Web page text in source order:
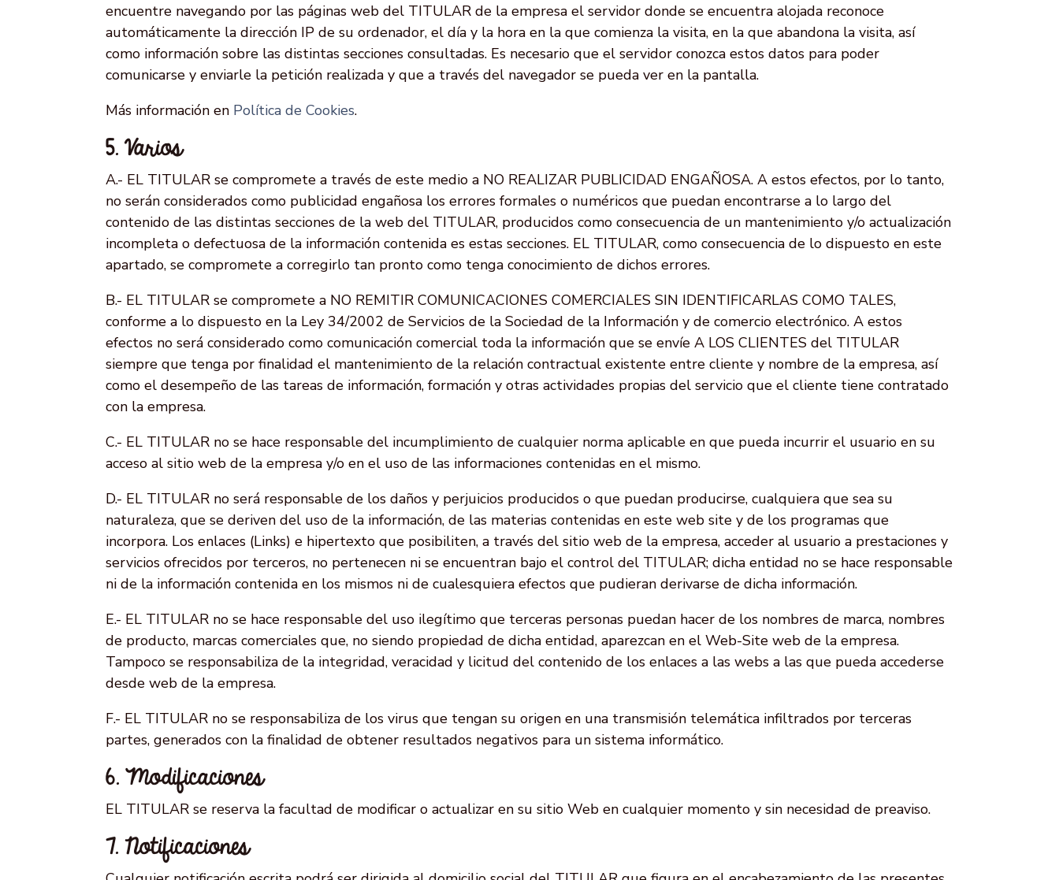
encuentre navegando por las páginas web del TITULAR de la empresa el servidor donde se encuentra alojada reconoce
automáticamente la dirección IP de su ordenador, el día y la hora en la que comienza la visita, en la que abandona la visita, así
como información sobre las distintas secciones consultadas. Es necesario que el servidor conozca estos datos para poder
comunicarse y enviarle la petición realizada y que a través del navegador se pueda ver en la pantalla.
Más información en Política de Cookies.
5. Varios
A.- EL TITULAR se compromete a través de este medio a NO REALIZAR PUBLICIDAD ENGAÑOSA. A estos efectos, por lo tanto,
no serán considerados como publicidad engañosa los errores formales o numéricos que puedan encontrarse a lo largo del
contenido de las distintas secciones de la web del TITULAR, producidos como consecuencia de un mantenimiento y/o actualización
incompleta o defectuosa de la información contenida es estas secciones. EL TITULAR, como consecuencia de lo dispuesto en este
apartado, se compromete a corregirlo tan pronto como tenga conocimiento de dichos errores.
B.- EL TITULAR se compromete a NO REMITIR COMUNICACIONES COMERCIALES SIN IDENTIFICARLAS COMO TALES,
conforme a lo dispuesto en la Ley 34/2002 de Servicios de la Sociedad de la Información y de comercio electrónico. A estos
efectos no será considerado como comunicación comercial toda la información que se envíe A LOS CLIENTES del TITULAR
siempre que tenga por finalidad el mantenimiento de la relación contractual existente entre cliente y nombre de la empresa, así
como el desempeño de las tareas de información, formación y otras actividades propias del servicio que el cliente tiene contratado
con la empresa.
C.- EL TITULAR no se hace responsable del incumplimiento de cualquier norma aplicable en que pueda incurrir el usuario en su
acceso al sitio web de la empresa y/o en el uso de las informaciones contenidas en el mismo.
D.- EL TITULAR no será responsable de los daños y perjuicios producidos o que puedan producirse, cualquiera que sea su
naturaleza, que se deriven del uso de la información, de las materias contenidas en este web site y de los programas que
incorpora. Los enlaces (Links) e hipertexto que posibiliten, a través del sitio web de la empresa, acceder al usuario a prestaciones y
servicios ofrecidos por terceros, no pertenecen ni se encuentran bajo el control del TITULAR; dicha entidad no se hace responsable
ni de la información contenida en los mismos ni de cualesquiera efectos que pudieran derivarse de dicha información.
E.- EL TITULAR no se hace responsable del uso ilegítimo que terceras personas puedan hacer de los nombres de marca, nombres
de producto, marcas comerciales que, no siendo propiedad de dicha entidad, aparezcan en el Web-Site web de la empresa.
Tampoco se responsabiliza de la integridad, veracidad y licitud del contenido de los enlaces a las webs a las que pueda accederse
desde web de la empresa.
F.- EL TITULAR no se responsabiliza de los virus que tengan su origen en una transmisión telemática infiltrados por terceras
partes, generados con la finalidad de obtener resultados negativos para un sistema informático.
6. Modificaciones
EL TITULAR se reserva la facultad de modificar o actualizar en su sitio Web en cualquier momento y sin necesidad de preaviso.
7. Notificaciones